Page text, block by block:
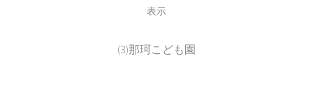
表示
(3)那珂こども園